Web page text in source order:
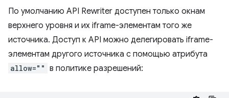
По умолчанию API Rewriter доступен только окнам
верхнего уровня и их iframe-элементам того же
источника. Доступ к API можно делегировать iframe-
элементам другого источника с помощью атрибута
allow="" в политике разрешений: